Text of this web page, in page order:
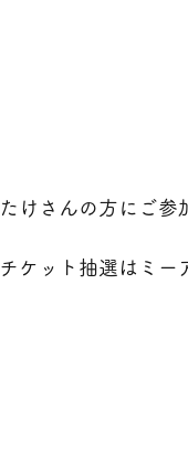
たけさんの方にご
チケット抽選はミー